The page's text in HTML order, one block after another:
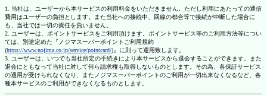
1. 当社は、ユーザーから本サービスの利用料金をいただきません。ただし利用にあたっての通信
費用はユーザーの負担とします。また当社への接続中、回線の都合等で接続が中断した場合に
も、当社では一切の責任を負いません。
2. ユーザーは、ポイントサービスをご利用頂けます。ポイントサービス等のご利用方法等につい
ては、別途定めた『ノジマスーパーポイントご利用規約
(https://www.nojima.co.jp/service/pointcard/)』に則って運用致します。
3. ユーザーは、いつでも当社所定の手続きにより本サービスから退会することができます。また
退会にともなって当社に対して何ら請求権も取得しないものとします。その為、各保証サービス
の適用が受けられなくなり、またノジマスーパーポイントのご利用が一切出来なくなるなど、各
種本サービスのご利用ができなくなるものとします。